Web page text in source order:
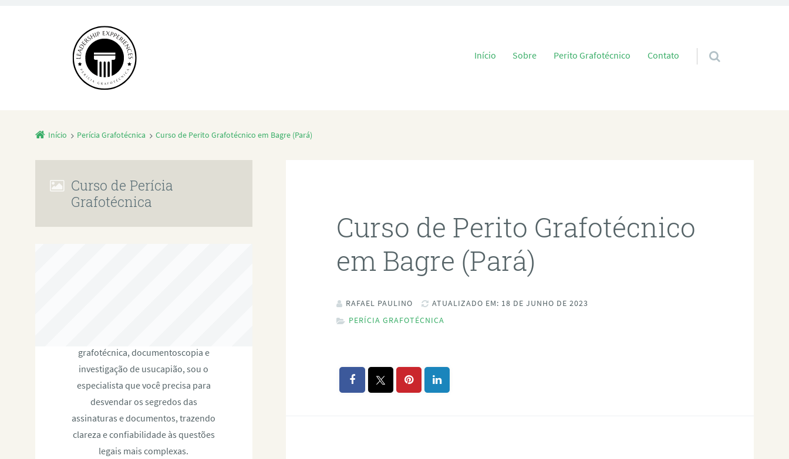
Pular para o conteúdo
Início Sobre Perito Grafotécnico Contato
Início Perícia Grafotécnica Curso de Perito Grafotécnico em Bagre (Pará)
Curso de Perito Grafotécnico
em Bagre (Pará)
RAFAEL PAULINO
ATUALIZADO EM: 18 DE JUNHO DE 2023
PERÍCIA GRAFOTÉCNICA
Curso de Perícia
Grafotécnica
grafotécnica, documentoscopia e
investigação de usucapião, sou o
especialista que você precisa para
desvendar os segredos das
assinaturas e documentos, trazendo
clareza e confiabilidade às questões
legais mais complexas.